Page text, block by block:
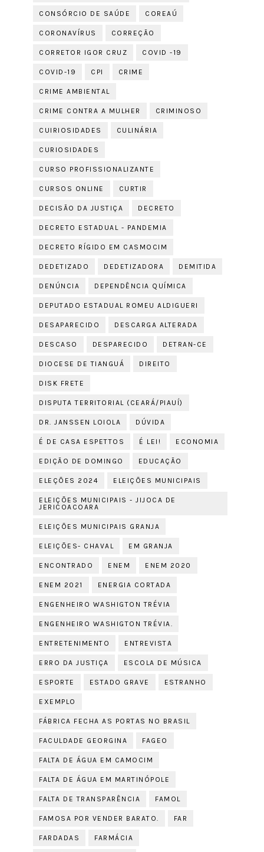
CONSÓRCIO DE SAÚDE COREAÚ
CORONAVÍRUS CORREÇÃO
CORRETOR IGOR CRUZ COVID -19
COVID-19 CPI CRIME
CRIME AMBIENTAL
CRIME CONTRA A MULHER CRIMINOSO
CUIRIOSIDADES CULINÁRIA
CURIOSIDADES
CURSO PROFISSIONALIZANTE
CURSOS ONLINE CURTIR
DECISÃO DA JUSTIÇA DECRETO
DECRETO ESTADUAL - PANDEMIA
DECRETO RÍGIDO EM CASMOCIM
DEDETIZADO DEDETIZADORA DEMITIDA
DENÚNCIA DEPENDÊNCIA QUÍMICA
DEPUTADO ESTADUAL ROMEU ALDIGUERI
DESAPARECIDO DESCARGA ALTERADA
DESCASO DESPARECIDO DETRAN-CE
DIOCESE DE TIANGUÁ DIREITO
DISK FRETE
DISPUTA TERRITORIAL (CEARÁ/PIAUÍ)
DR. JANSSEN LOIOLA DÚVIDA
É DE CASA ESPETTOS É LEI! ECONOMIA
EDIÇÃO DE DOMINGO EDUCAÇÃO
ELEÇÕES 2024 ELEIÇÕES MUNICIPAIS
ELEIÇÕES MUNICIPAIS - JIJOCA DE
JERICOACOARA
ELEIÇÕES MUNICIPAIS GRANJA
ELEIÇÕES- CHAVAL EM GRANJA
ENCONTRADO ENEM ENEM 2020
ENEM 2021 ENERGIA CORTADA
ENGENHEIRO WASHIGTON TRÉVIA
ENGENHEIRO WASHIGTON TRÉVIA.
ENTRETENIMENTO ENTREVISTA
ERRO DA JUSTIÇA ESCOLA DE MÚSICA
ESPORTE ESTADO GRAVE ESTRANHO
EXEMPLO
FÁBRICA FECHA AS PORTAS NO BRASIL
FACULDADE GEORGINA FAGEO
FALTA DE ÁGUA EM CAMOCIM
FALTA DE ÁGUA EM MARTINÓPOLE
FALTA DE TRANSPARÊNCIA FAMOL
FAMOSA POR VENDER BARATO. FAR
FARDADAS FARMÁCIA